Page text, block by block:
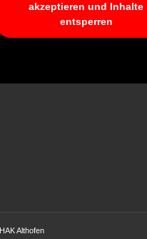
akzeptieren und Inhalte
entsperren
HAK Althofen